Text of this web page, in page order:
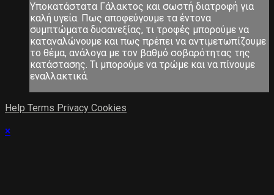
Υποκατάστατα Γάλακτος και σωστή διατροφή για
καλή υγεία. Πως αποφεύγουμε τα έντονα
συμπτώματα δυσανεξίας, τι τροφές μπορούμε να
καταναλώνουμε και πως πρέπει να αντιμετωπίζουμε
το θέμα, ανάλογα με τον βαθμό σοβαρότητας της
κατάστασης. Τι μπορούμε να τρώμε και να πίνουμε
εναλλακτικά.
Help Terms Privacy Cookies
×